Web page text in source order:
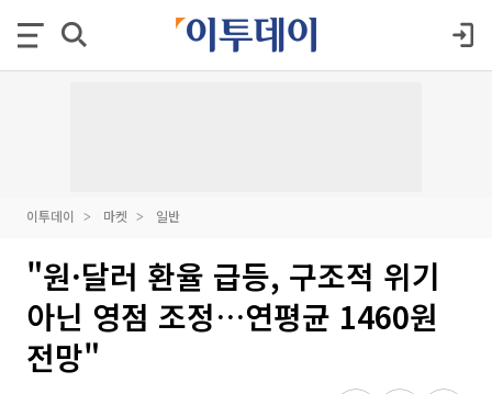
이투데이 마켓 일반
"원·달러 환율 급등, 구조적 위기
아닌 영점 조정…연평균 1460원
전망"